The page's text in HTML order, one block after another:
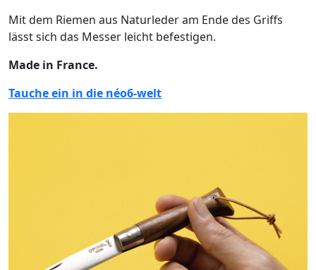
Mit dem Riemen aus Naturleder am Ende des Griffs
lässt sich das Messer leicht befestigen.
Made in France.
Tauche ein in die néo6-welt